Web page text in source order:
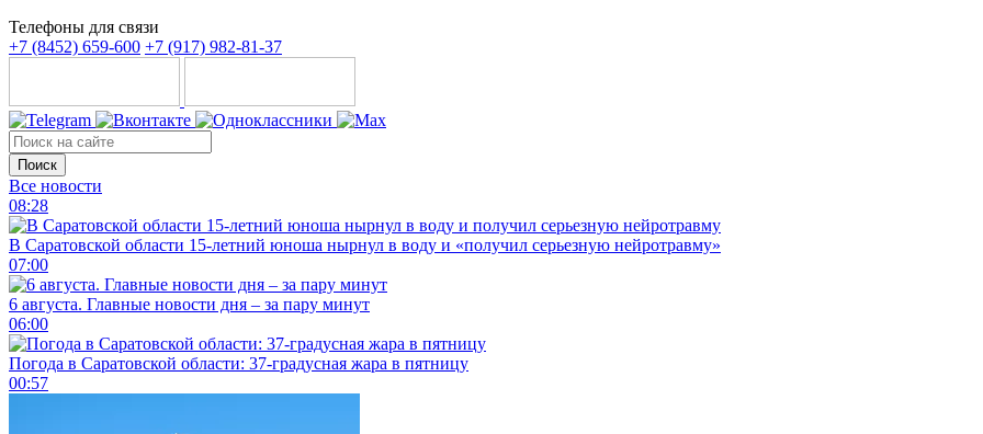
Телефоны для связи
+7 (8452) 659-600 +7 (917) 982-81-37
Поиск
Все новости
08:28
В Саратовской области 15-летний юноша нырнул в воду и «получил серьезную нейротравму»
07:00
6 августа. Главные новости дня – за пару минут
06:00
Погода в Саратовской области: 37-градусная жара в пятницу
00:57